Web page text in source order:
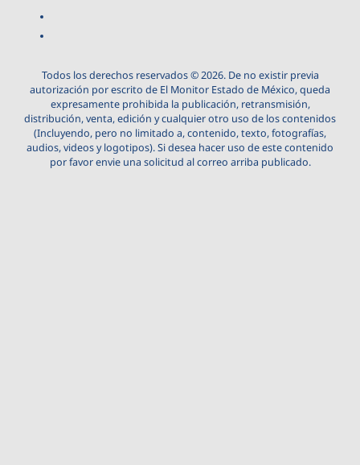
Todos los derechos reservados © 2026. De no existir previa
autorización por escrito de El Monitor Estado de México, queda
expresamente prohibida la publicación, retransmisión,
distribución, venta, edición y cualquier otro uso de los contenidos
(Incluyendo, pero no limitado a, contenido, texto, fotografías,
audios, videos y logotipos). Si desea hacer uso de este contenido
por favor envie una solicitud al correo arriba publicado.